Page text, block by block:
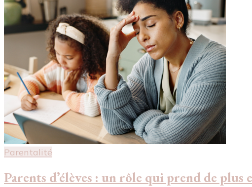
Parentalité
Parents d’élèves : un rôle qui prend de plus